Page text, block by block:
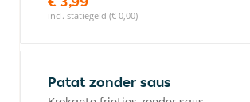
incl. statiegeld (€ 0,00)
Patat zonder saus